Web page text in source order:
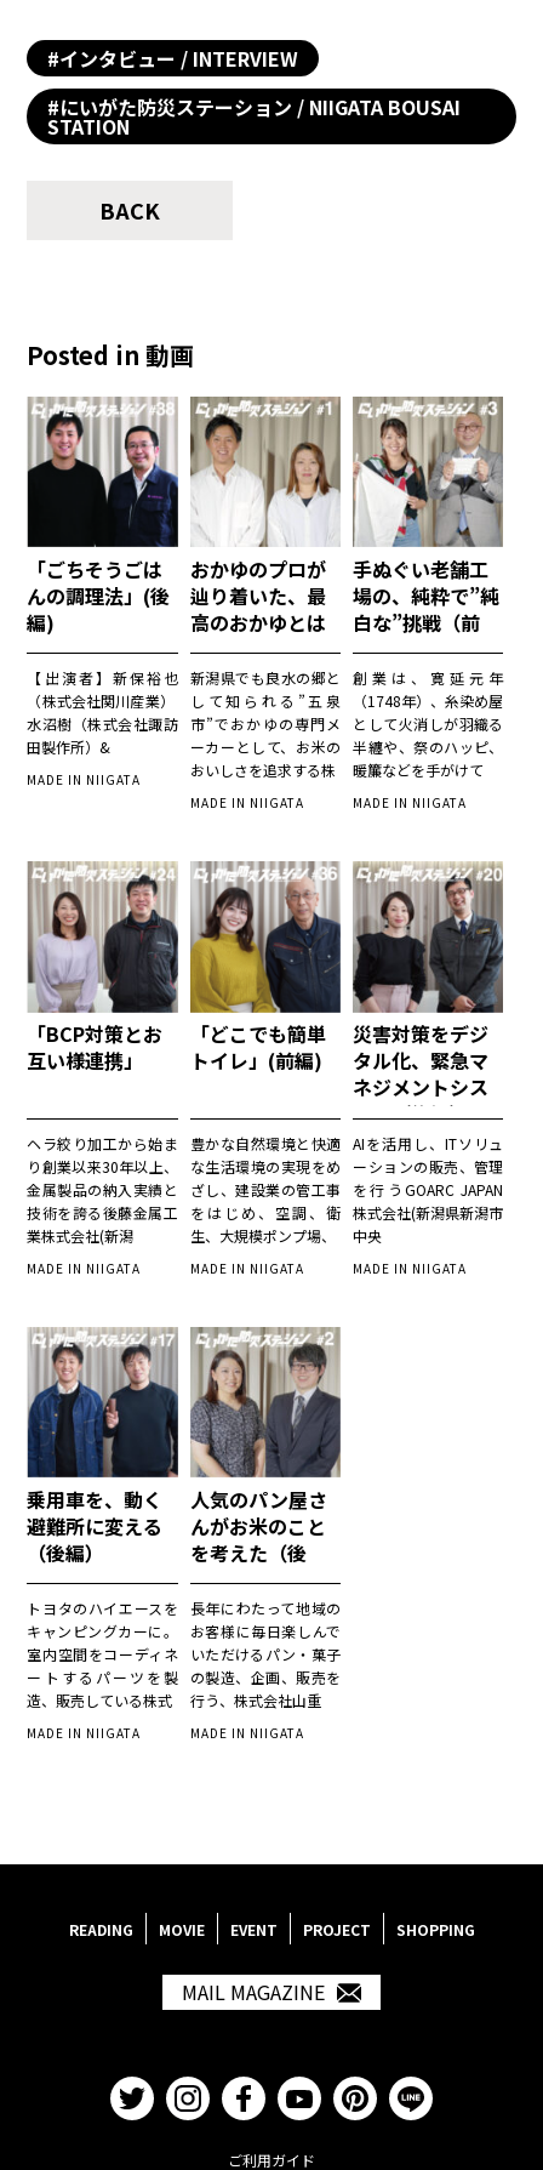
#インタビュー / INTERVIEW
#にいがた防災ステーション / NIIGATA BOUSAI
STATION
BACK
Posted in 動画
「ごちそうごは
んの調理法」(後
編)
【出演者】新保裕也
（株式会社関川産業）
水沼樹（株式会社諏訪
田製作所）&
MADE IN NIIGATA
おかゆのプロが
辿り着いた、最
高のおかゆとは
（後編）
新潟県でも良水の郷と
して知られる”五泉
市”でおかゆの専門メ
ーカーとして、お米の
おいしさを追求する株
MADE IN NIIGATA
手ぬぐい老舗工
場の、純粋で”純
白な”挑戦（前
編）
創業は、寛延元年
（1748年）、糸染め屋
として火消しが羽織る
半纏や、祭のハッピ、
暖簾などを手がけて
MADE IN NIIGATA
「BCP対策とお
互い様連携」
ヘラ絞り加工から始ま
り創業以来30年以上、
金属製品の納入実績と
技術を誇る後藤金属工
業株式会社(新潟
MADE IN NIIGATA
「どこでも簡単
トイレ」(前編)
豊かな自然環境と快適
な生活環境の実現をめ
ざし、建設業の管工事
をはじめ、空調、衛
生、大規模ポンプ場、
MADE IN NIIGATA
災害対策をデジ
タル化、緊急マ
ネジメントシス
テム（後編）
AIを活用し、ITソリュ
ーションの販売、管理
を行うGOARC JAPAN
株式会社(新潟県新潟市
中央
MADE IN NIIGATA
乗用車を、動く
避難所に変える
（後編）
トヨタのハイエースを
キャンピングカーに。
室内空間をコーディネ
ートするパーツを製
造、販売している株式
MADE IN NIIGATA
人気のパン屋さ
んがお米のこと
を考えた（後
編）
長年にわたって地域の
お客様に毎日楽しんで
いただけるパン・菓子
の製造、企画、販売を
行う、株式会社山重
MADE IN NIIGATA
READING MOVIE EVENT PROJECT SHOPPING
MAIL MAGAZINE
ご利用ガイド